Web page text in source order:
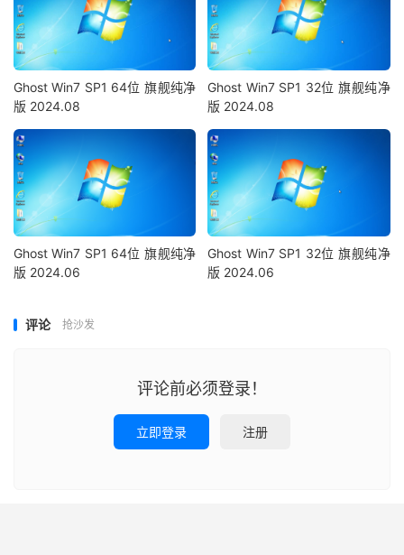
Ghost Win7 SP1 64位 旗舰纯净
版 2024.08
Ghost Win7 SP1 32位 旗舰纯净
版 2024.08
Ghost Win7 SP1 64位 旗舰纯净
版 2024.06
Ghost Win7 SP1 32位 旗舰纯净
版 2024.06
评论 抢沙发
评论前必须登录！
立即登录 注册